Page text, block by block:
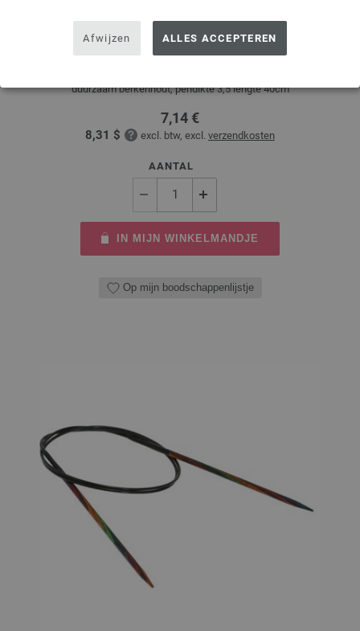
Afwijzen ALLES ACCEPTEREN
3,5/40cm
duurzaam berkenhout, pendikte 3,5 lengte 40cm
7,14 €
8,31 $ excl. btw, excl. verzendkosten
AANTAL
IN MIJN WINKELMANDJE
Op mijn boodschappenlijstje